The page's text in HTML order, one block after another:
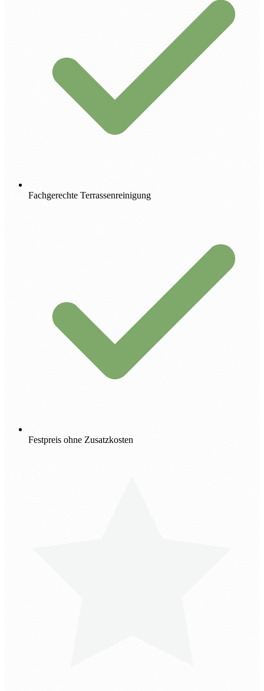
Fachgerechte Terrassenreinigung
Festpreis ohne Zusatzkosten